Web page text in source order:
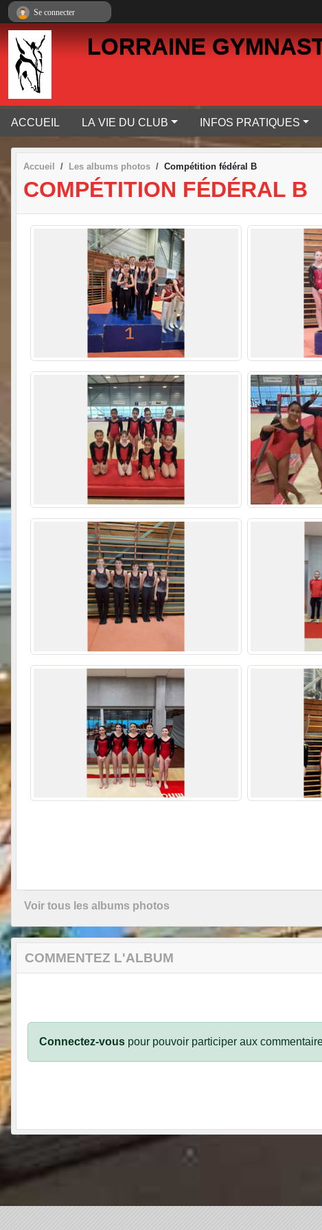
LORRAINE
ACCUEIL LA VIE DU CLUB INFOS PRATIQUES
Accueil Les albums photos Compétition fédéral B
COMPÉTITION FÉDÉRAL B
Voir tous les albums photos
COMMENTEZ L'ALBUM
Connectez-vous pour pouvoir participer aux
Se connecter
Panneau de gestion des cookies